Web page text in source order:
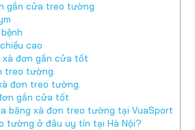
gắn cửa treo tường
cao
xà đơn gắn cửa tốt
treo tường.
đơn treo tường.
gắn cửa tốt
băng xà đơn treo tường tại VuaSport
tường ở đâu uy tín tại Hà Nội?